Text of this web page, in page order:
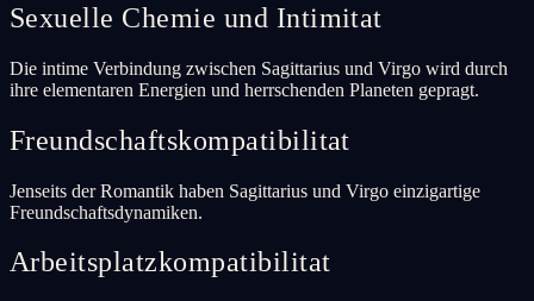
Sexuelle Chemie und Intimitat
Die intime Verbindung zwischen Sagittarius und Virgo wird durch
ihre elementaren Energien und herrschenden Planeten gepragt.
Freundschaftskompatibilitat
Jenseits der Romantik haben Sagittarius und Virgo einzigartige
Freundschaftsdynamiken.
Arbeitsplatzkompatibilitat